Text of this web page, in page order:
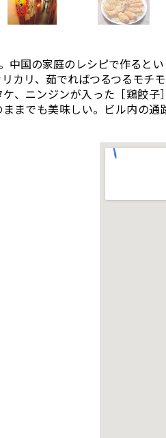
国の家庭のレシピで作ると
カリ、茹でればつるつるモチ
、ニンジンが入った［鶏餃
までも美味しい。ビル内の